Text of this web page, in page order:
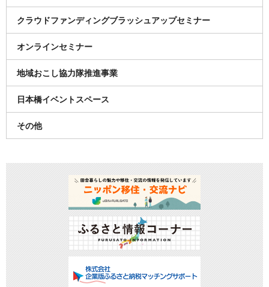
クラウドファンディングブラッシュアップセミナー
オンラインセミナー
地域おこし協力隊推進事業
日本橋イベントスペース
その他